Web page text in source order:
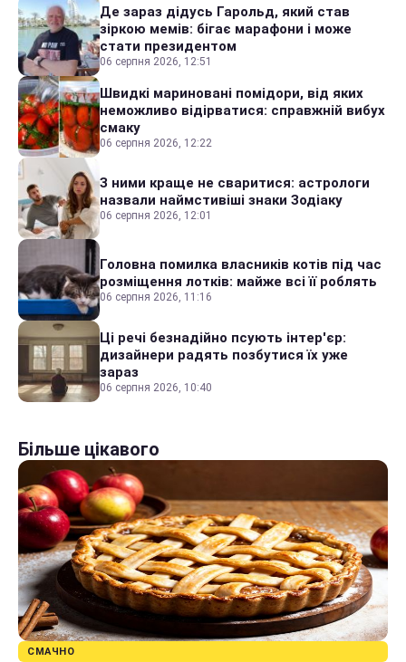
Де зараз дідусь Гарольд, який став
зіркою мемів: бігає марафони і може
стати президентом
06 серпня 2026, 12:51
Швидкі мариновані помідори, від яких
неможливо відірватися: справжній вибух
смаку
06 серпня 2026, 12:22
З ними краще не сваритися: астрологи
назвали наймстивіші знаки Зодіаку
06 серпня 2026, 12:01
Головна помилка власників котів під час
розміщення лотків: майже всі її роблять
06 серпня 2026, 11:16
Ці речі безнадійно псують інтер'єр:
дизайнери радять позбутися їх уже
зараз
06 серпня 2026, 10:40
Більше цікавого
СМАЧНО